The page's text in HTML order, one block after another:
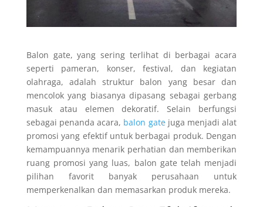
Balon gate, yang sering terlihat di berbagai acara
seperti pameran, konser, festival, dan kegiatan
olahraga, adalah struktur balon yang besar dan
mencolok yang biasanya dipasang sebagai gerbang
masuk atau elemen dekoratif. Selain berfungsi
sebagai penanda acara, balon gatejuga menjadi alat
promosi yang efektif untuk berbagai produk. Dengan
kemampuannya menarik perhatian dan memberikan
ruang promosi yang luas, balon gate telah menjadi
pilihan favorit banyak perusahaan untuk
memperkenalkan dan memasarkan produk mereka.